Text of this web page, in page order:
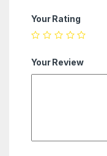
Your Rating
Your Review